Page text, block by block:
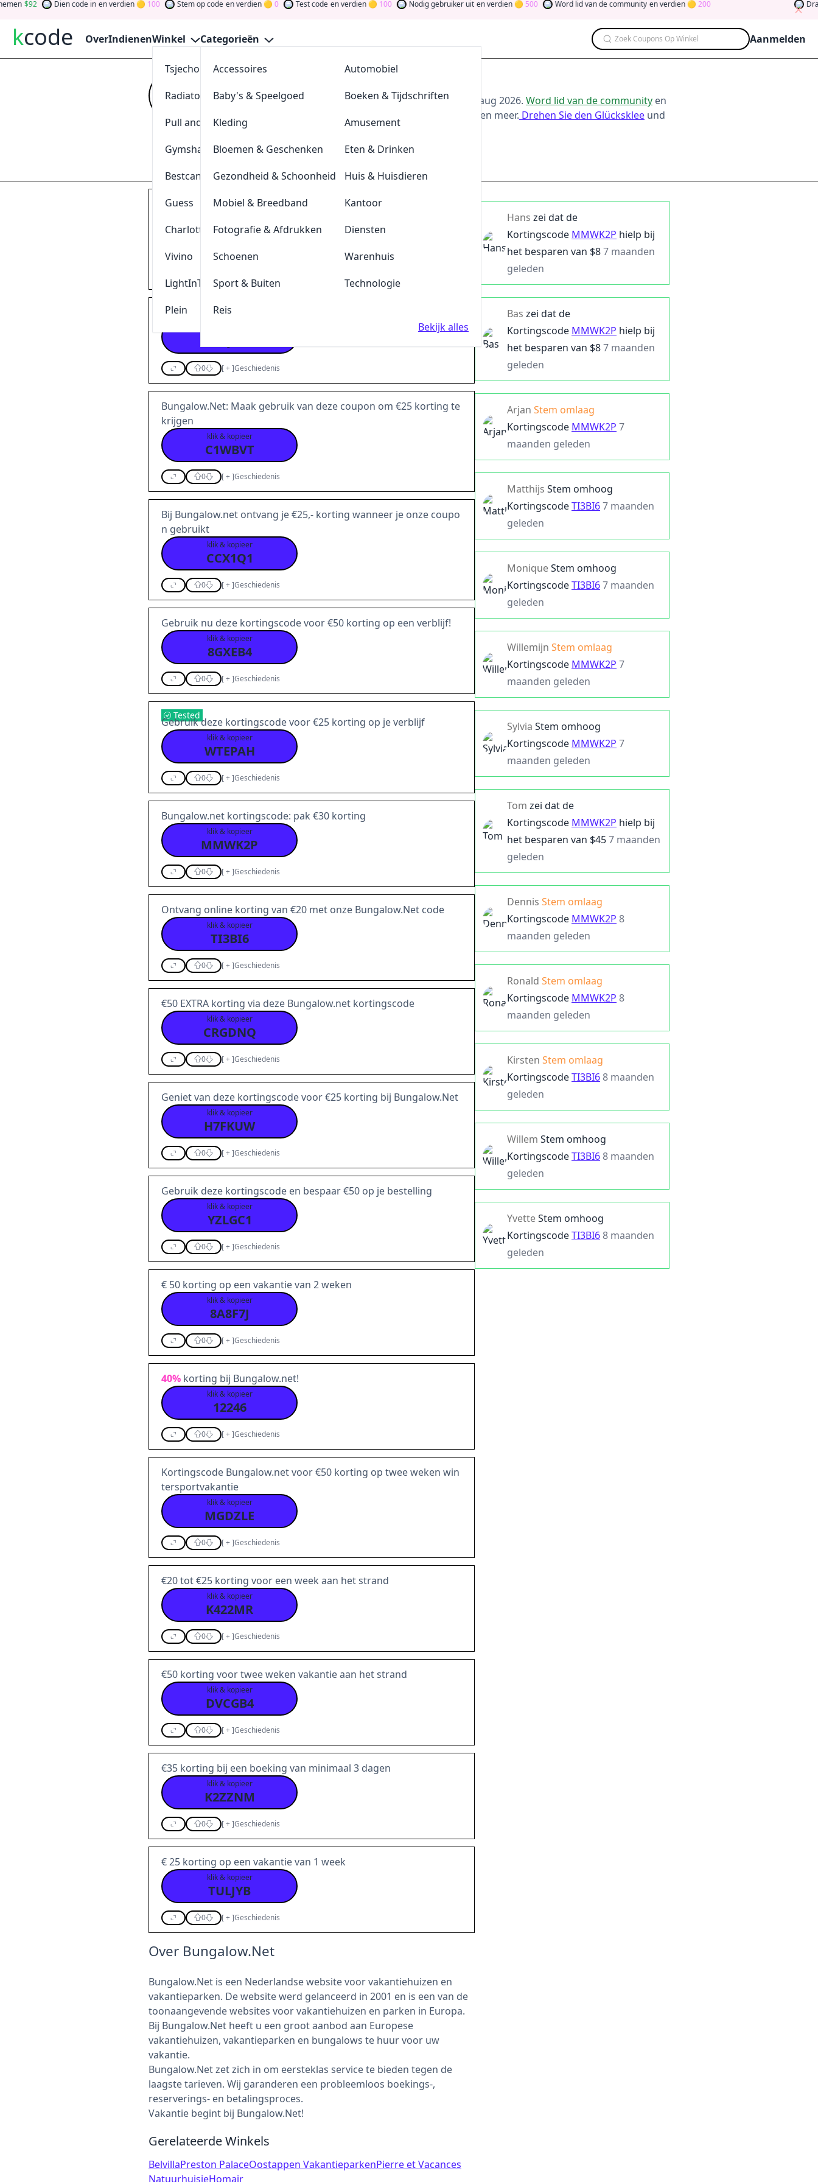
92 Dien code in en verdien 100 Stem op code en verdien 0 Test code en verdien 100 Nodig gebruiker uit en verdien 500 Word lid van de community en verdien 200 Draai de
kcode OverIndienenWinkel
Tsjechoreizen
AllesvoorBBQ
Radiatorendiscounter
De Klompengigant
Pull and Bear
Lensonline
Gymshark
Quickjewels
Bestcanvas
BrewDog
Guess
Tefal
Charlotte Tilbury
Durex
Vivino
LightInThebox
Fun en Feest
Plein
Categorieën
Accessoires
Automobiel
Baby's & Speelgoed
Boeken & Tijdschriften
Kleding
Amusement
Bloemen & Geschenken
Eten & Drinken
Gezondheid & Schoonheid
Huis & Huisdieren
Mobiel & Breedband
Kantoor
Fotografie & Afdrukken
Diensten
Schoenen
Warenhuis
Sport & Buiten
Technologie
Reis
Bekijk alles
Zoek Coupons Op Winkel Aanmelden
Kijk opkcodevoor de beste Bungalow.Net -aanbiedingen van aug 2026. Word lid van de community en
verdien tokens door bij te dragen via stemmen, testen, delen en meer. Drehen Sie den Glücksklee und
gewinnen Sie Geld
Indienen bungalow.net
Bungalow.Net | Maak gebruik van deze coupon om €25 te bespa
klik & kopieer
Bij Bungalow.Net ontvang je €25 korting met deze coupon
0 [+]Geschiedenis
Bungalow.Net: Maak gebruik van deze coupon om €25 korting te
krijgen
klik & kopieer
C1WBVT
0 [+]Geschiedenis
Bij Bungalow.net ontvang je €25,- korting wanneer je onze coupo
n gebruikt
klik & kopieer
CCX1Q1
0 [+]Geschiedenis
Gebruik nu deze kortingscode voor €50 korting op een verblijf!
klik & kopieer
8GXEB4
0 [+]Geschiedenis
Tested
Gebruik deze kortingscode voor €25 korting op je verblijf
klik & kopieer
WTEPAH
0 [+]Geschiedenis
Bungalow.net kortingscode: pak €30 korting
klik & kopieer
MMWK2P
0 [+]Geschiedenis
Ontvang online korting van €20 met onze Bungalow.Net code
klik & kopieer
TI3BI6
0 [+]Geschiedenis
€50 EXTRA korting via deze Bungalow.net kortingscode
klik & kopieer
CRGDNQ
0 [+]Geschiedenis
Geniet van deze kortingscode voor €25 korting bij Bungalow.Net
klik & kopieer
H7FKUW
0 [+]Geschiedenis
Gebruik deze kortingscode en bespaar €50 op je bestelling
klik & kopieer
YZLGC1
0 [+]Geschiedenis
€ 50 korting op een vakantie van 2 weken
klik & kopieer
8A8F7J
0 [+]Geschiedenis
40% korting bij Bungalow.net!
klik & kopieer
12246
0 [+]Geschiedenis
Kortingscode Bungalow.net voor €50 korting op twee weken win
tersportvakantie
klik & kopieer
MGDZLE
0 [+]Geschiedenis
€20 tot €25 korting voor een week aan het strand
klik & kopieer
K422MR
0 [+]Geschiedenis
€50 korting voor twee weken vakantie aan het strand
klik & kopieer
DVCGB4
0 [+]Geschiedenis
€35 korting bij een boeking van minimaal 3 dagen
klik & kopieer
K2ZZNM
0 [+]Geschiedenis
€ 25 korting op een vakantie van 1 week
klik & kopieer
TULJYB
0 [+]Geschiedenis
Over Bungalow.Net
Bungalow.Net is een Nederlandse website voor vakantiehuizen en
vakantieparken. De website werd gelanceerd in 2001 en is een van de
toonaangevende websites voor vakantiehuizen en parken in Europa.
Bij Bungalow.Net heeft u een groot aanbod aan Europese
vakantiehuizen, vakantieparken en bungalows te huur voor uw
vakantie.
Bungalow.Net zet zich in om eersteklas service te bieden tegen de
laagste tarieven. Wij garanderen een probleemloos boekings-,
reserverings- en betalingsproces.
Vakantie begint bij Bungalow.Net!
Gerelateerde Winkels
BelvillaPreston PalaceOostappen VakantieparkenPierre et Vacances
NatuurhuisjeHomair
Hans zei dat de
Kortingscode MMWK2P hielp bij
het besparen van $87 maanden
geleden
Bas zei dat de
Kortingscode MMWK2P hielp bij
het besparen van $87 maanden
geleden
Arjan Stem omlaag
Kortingscode MMWK2P 7
maanden geleden
Matthijs Stem omhoog
KortingscodeTI3BI67 maanden
geleden
MoniqueStem omhoog
KortingscodeTI3BI67 maanden
geleden
Willemijn Stem omlaag
Kortingscode MMWK2P 7
maanden geleden
Sylvia Stem omhoog
Kortingscode MMWK2P 7
maanden geleden
Tom zei dat de
Kortingscode MMWK2P hielp bij
het besparen van $457 maanden
geleden
Dennis Stem omlaag
Kortingscode MMWK2P 8
maanden geleden
Ronald Stem omlaag
Kortingscode MMWK2P 8
maanden geleden
Kirsten Stem omlaag
KortingscodeTI3BI68 maanden
geleden
Willem Stem omhoog
KortingscodeTI3BI68 maanden
geleden
YvetteStem omhoog
KortingscodeTI3BI68 maanden
geleden